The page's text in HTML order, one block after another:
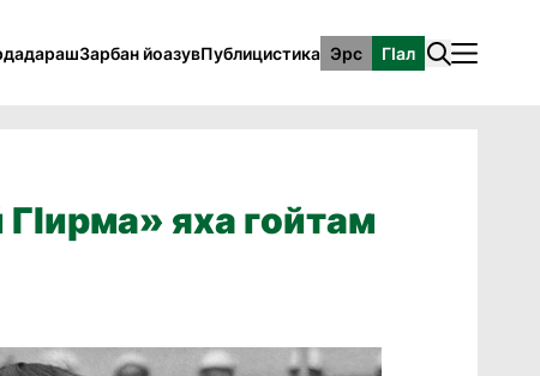
Зарбан йоазувПублицистика Эрс ГӀал
яха гойтам